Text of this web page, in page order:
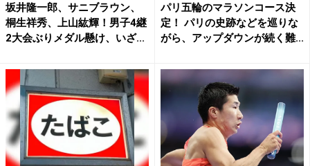
坂井隆一郎、サニブラウン、
桐生祥秀、上山紘輝！男子4継
2大会ぶりメダル懸け、いざ...
パリ五輪のマラソンコース決
定！ パリの史跡などを巡りな
がら、アップダウンが続く難...